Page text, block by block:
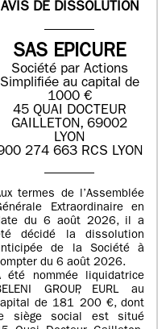
AVIS DE DISSOLUTION
SAS EPICURE
Société par Actions
Simplifiée au capital de
1000 €
45 QUAI DOCTEUR
GAILLETON, 69002
LYON
274 663 RCS LYON
termes de l’Assemblée
Extraordinaire en
du 6 août 2026, il a
décidé la dissolution
de la Société à
du 6 août 2026.
été nommée liquidatrice
GROUP, EURL au
de 181 200 €, dont
siège social est situé